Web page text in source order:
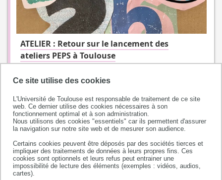
Ce site utilise des cookies
L'Université de Toulouse est responsable de traitement de ce site
web. Ce dernier utilise des cookies nécessaires à son
fonctionnement optimal et à son administration.
Nous utilisons des cookies "essentiels" car ils permettent d'assurer
la navigation sur notre site web et de mesurer son audience.
Certains cookies peuvent être déposés par des sociétés tierces et
impliquer des traitements de données à leurs propres fins. Ces
cookies sont optionnels et leurs refus peut entrainer une
impossibilité de lecture des éléments (exemples : vidéos, audios,
cartes).
ATELIER : Retour sur le lancement des
ateliers PEPS à Toulouse
Université de Toulouse